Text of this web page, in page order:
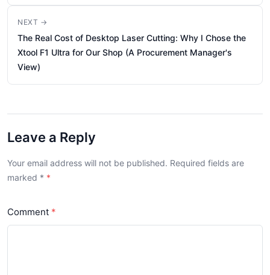
NEXT →
The Real Cost of Desktop Laser Cutting: Why I Chose the
Xtool F1 Ultra for Our Shop (A Procurement Manager's
View)
Leave a Reply
Your email address will not be published. Required fields are
marked *
Comment